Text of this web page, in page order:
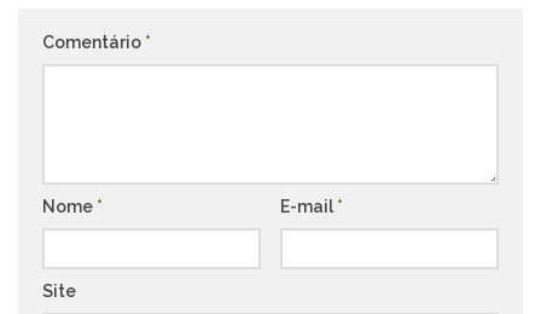
Comentário *
Nome * E-mail *
Site